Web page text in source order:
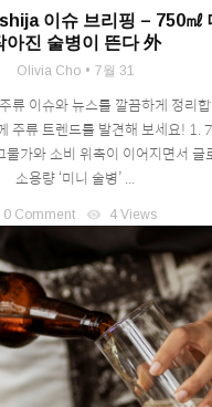
이슈 브리핑 – 750
아진 술병이 뜬다 外
Olivia Cho 7월 31
류 이슈와 뉴스를 깔끔하게 정리
주류 트렌드를 발견해 보세요! 1.
가와 소비 위축이 이어지면서 글
소용량 ‘미니 술병’ ...
0 Comment visibility 4 Views